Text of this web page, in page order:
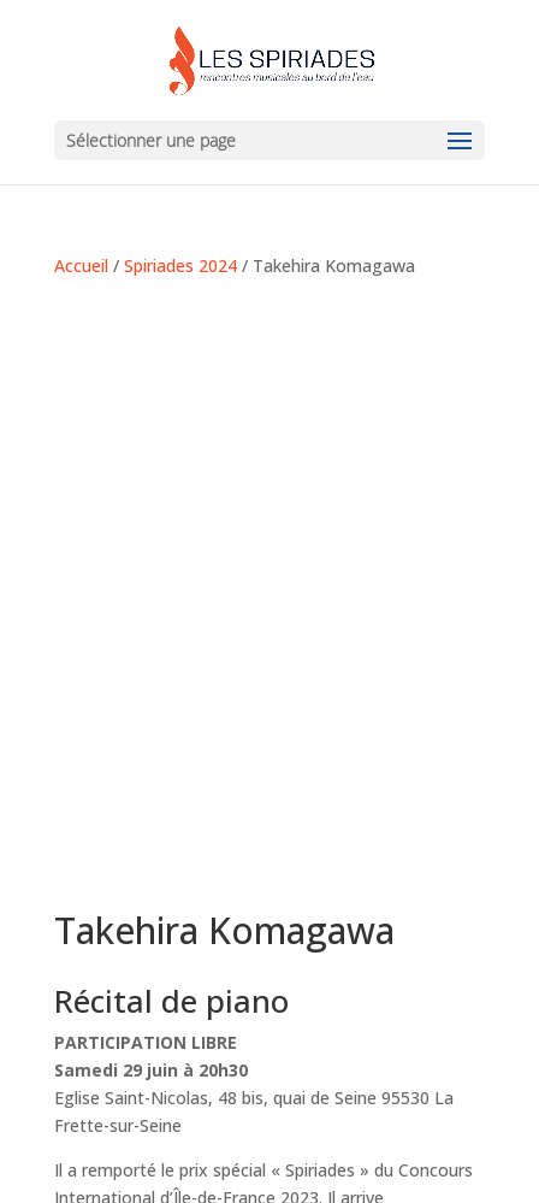
Sélectionner une page
Accueil/ Spiriades 2024/ Takehira Komagawa
Takehira Komagawa
Récital de piano
PARTICIPATION LIBRE
Samedi 29 juin à 20h30
Eglise Saint-Nicolas, 48 bis, quai de Seine 95530 La
Frette-sur-Seine
Il a remporté le prix spécial « Spiriades » du Concours
International d’Île-de-France 2023. Il arrive